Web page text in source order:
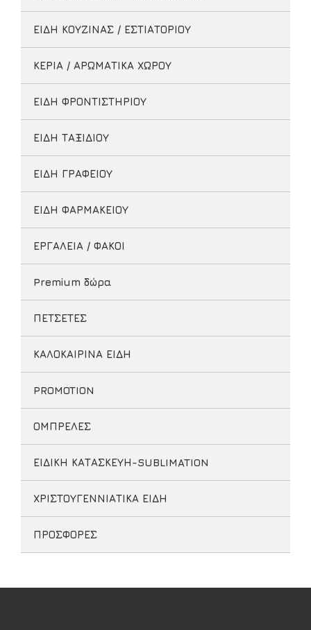
ΕΙΔΗ ΚΟΥΖΙΝΑΣ / ΕΣΤΙΑΤΟΡΙΟΥ
ΚΕΡΙΑ / ΑΡΩΜΑΤΙΚΑ ΧΩΡΟΥ
ΕΙΔΗ ΦΡΟΝΤΙΣΤΗΡΙΟΥ
ΕΙΔΗ ΤΑΞΙΔΙΟΥ
ΕΙΔΗ ΓΡΑΦΕΙΟΥ
ΕΙΔΗ ΦΑΡΜΑΚΕΙΟΥ
ΕΡΓΑΛΕΙΑ / ΦΑΚΟΙ
Premium δώρα
ΠΕΤΣΕΤΕΣ
ΚΑΛΟΚΑΙΡΙΝΑ ΕΙΔΗ
PROMOTION
ΟΜΠΡΕΛΕΣ
ΕΙΔΙΚΗ ΚΑΤΑΣΚΕΥΗ-SUBLIMATION
ΧΡΙΣΤΟΥΓΕΝΝΙΑΤΙΚΑ ΕΙΔΗ
ΠΡΟΣΦΟΡΕΣ